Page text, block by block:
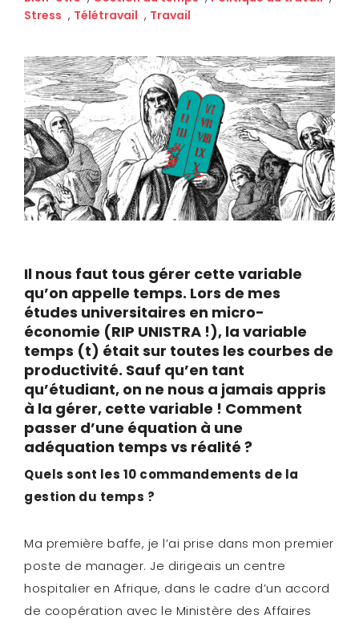
Stress , Télétravail , Travail
Il nous faut tous gérer cette variable
qu’on appelle temps. Lors de mes
études universitaires en micro-
économie (RIP UNISTRA !), la variable
temps (t) était sur toutes les courbes de
productivité. Sauf qu’en tant
qu’étudiant, on ne nous a jamais appris
à la gérer, cette variable ! Comment
passer d’une équation à une
adéquation temps vs réalité ?
Quels sont les 10 commandements de la
gestion du temps ?
Ma première baffe, je l’ai prise dans mon premier
poste de manager. Je dirigeais un centre
hospitalier en Afrique, dans le cadre d’un accord
de coopération avec le Ministère des Affaires